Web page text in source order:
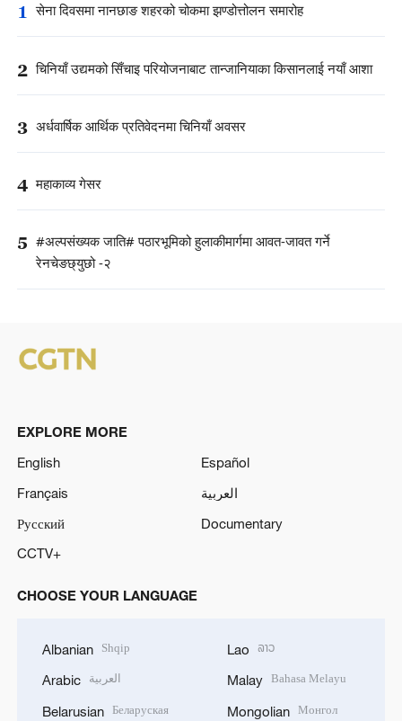
1 सेना दिवसमा नानछाङ शहरको चोकमा झण्डोत्तोलन समारोह
2 चिनियाँ उद्यमको सिँचाइ परियोजनाबाट तान्जानियाका किसानलाई नयाँ आशा
3 अर्धवार्षिक आर्थिक प्रतिवेदनमा चिनियाँ अवसर
4 महाकाव्य गेसर
5 #अल्पसंख्यक जाति# पठारभूमिको हुलाकीमार्गमा आवत-जावत गर्ने
रेनचेङछ्युछो -२
EXPLORE MORE
English
Español
Français
العربية
Русский
Documentary
CCTV+
CHOOSE YOUR LANGUAGE
Albanian Shqip
Arabic العربية
Belarusian Беларуская
Lao ລາວ
Malay Bahasa Melayu
Mongolian Монгол